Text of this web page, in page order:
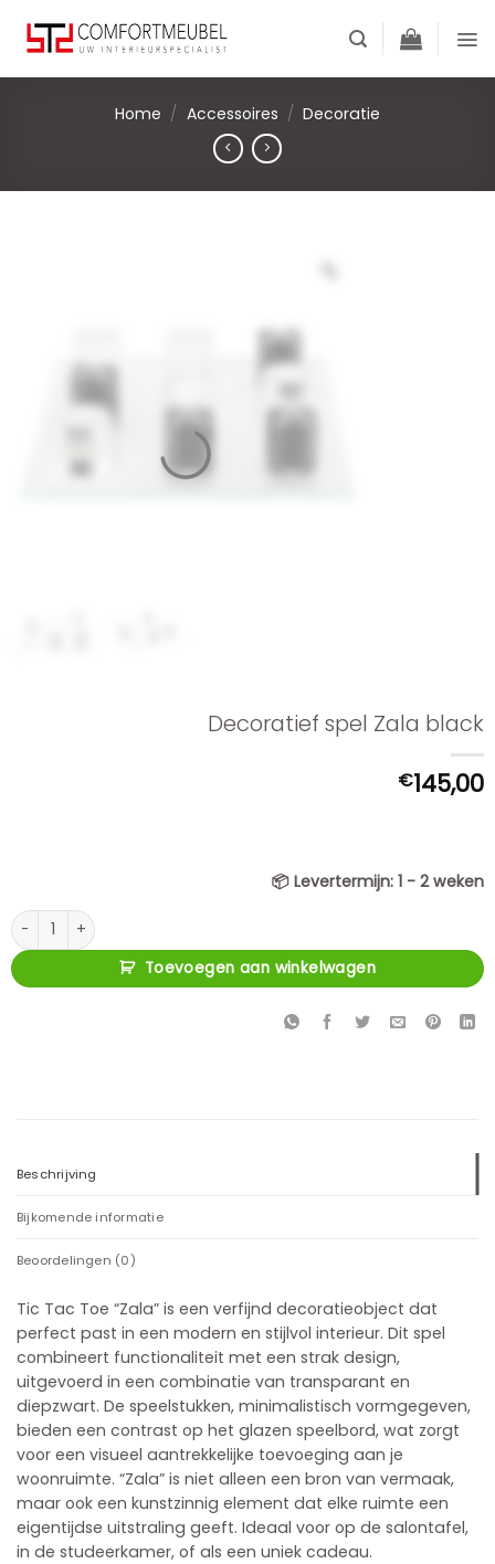
content
Home / Accessoires / Decoratie
Decoratief spel Zala black
€145,00
📦 Levertermijn: 1 - 2 weken
Decoratief spel Zala black aantal
Toevoegen aan winkelwagen
Beschrijving
Bijkomende informatie
Beoordelingen (0)
Tic Tac Toe “Zala” is een verfijnd decoratieobject dat
perfect past in een modern en stijlvol interieur. Dit spel
combineert functionaliteit met een strak design,
uitgevoerd in een combinatie van transparant en
diepzwart. De speelstukken, minimalistisch vormgegeven,
bieden een contrast op het glazen speelbord, wat zorgt
voor een visueel aantrekkelijke toevoeging aan je
woonruimte. “Zala” is niet alleen een bron van vermaak,
maar ook een kunstzinnig element dat elke ruimte een
eigentijdse uitstraling geeft. Ideaal voor op de salontafel,
in de studeerkamer, of als een uniek cadeau.